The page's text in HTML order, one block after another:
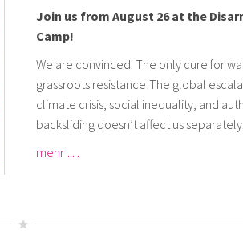
Join us from August 26 at the
Camp!
We are convinced: The only cure for
grassroots resistance!The global
climate crisis, social inequality, and
backsliding doesn’t affect us separately.
mehr …